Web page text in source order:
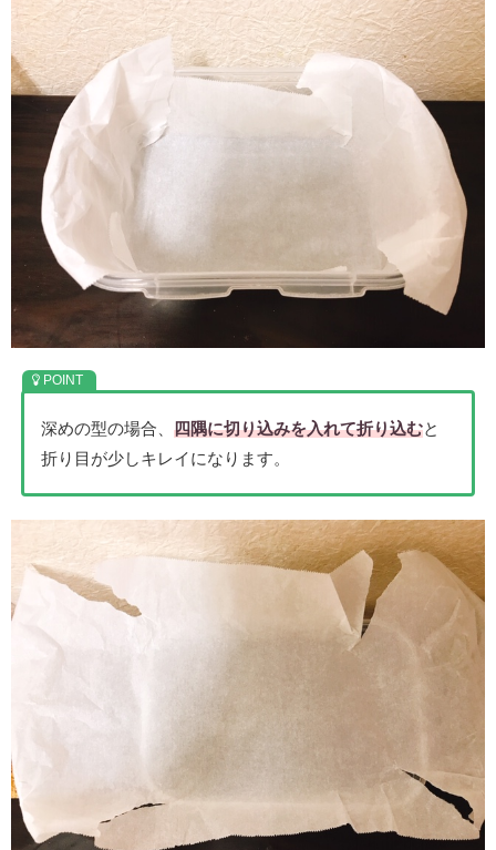
深めの型の場合、 四隅に切り込みを入れて折り込むと
折り目が少しキレイになります。